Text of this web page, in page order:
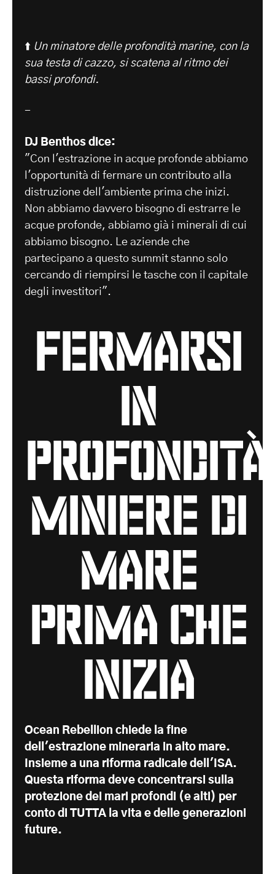
⬆️ Un minatore delle profondità marine, con la
sua testa di cazzo, si scatena al ritmo dei
bassi profondi.
-
DJ Benthos dice:
"Con l'estrazione in acque profonde abbiamo
l'opportunità di fermare un contributo alla
distruzione dell'ambiente prima che inizi.
Non abbiamo davvero bisogno di estrarre le
acque profonde, abbiamo già i minerali di cui
abbiamo bisogno. Le aziende che
partecipano a questo summit stanno solo
cercando di riempirsi le tasche con il capitale
degli investitori".
fermarsi
in
profondità
miniere di
mare
prima che
inizia
Ocean Rebellion chiede la fine
dell'estrazione mineraria in alto mare.
Insieme a una riforma radicale dell'ISA.
Questa riforma deve concentrarsi sulla
protezione dei mari profondi (e alti) per
conto di TUTTA la vita e delle generazioni
future.